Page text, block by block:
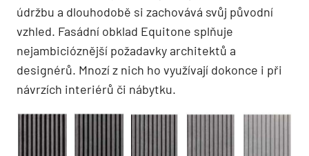
údržbu a dlouhodobě si zachovává svůj původní
vzhled. Fasádní obklad Equitone splňuje
nejambicióznější požadavky architektů a
designérů. Mnozí z nich ho využívají dokonce i při
návrzích interiérů či nábytku.